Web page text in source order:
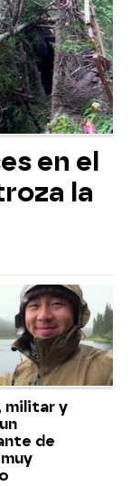
en el
la
militar y
de